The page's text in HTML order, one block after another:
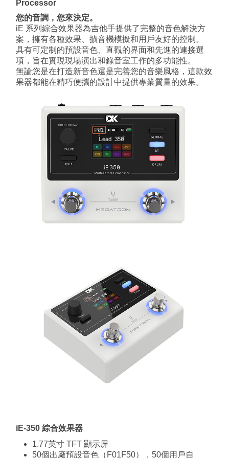
Processor
您的音調，您來決定。
iE 系列綜合效果器為吉他手提供了完整的音色解決方
案，擁有各種效果、擴音機模擬和用戶友好的控制。
具有可定制的預設音色、直觀的界面和先進的連接選
項，旨在實現現場演出和錄音室工作的多功能性。
無論您是在打造新音色還是完善您的音樂風格，這款效
果器都能在精巧便攜的設計中提供專業質量的效果。
iE-350 綜合效果器
1.77英寸 TFT 顯示屏
50個出廠預設音色（F01F50），50個用戶自